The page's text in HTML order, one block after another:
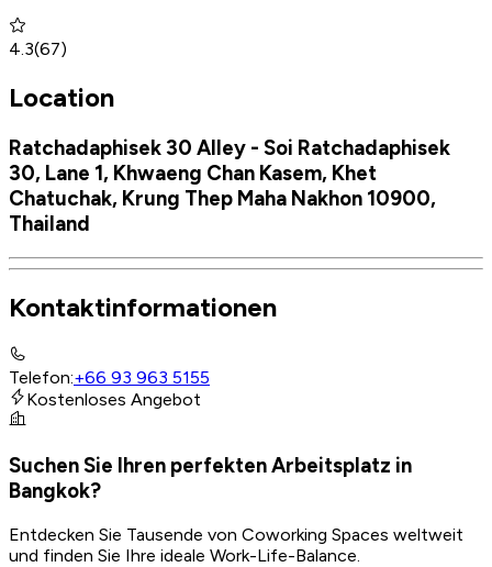
4.3(67)
Location
Ratchadaphisek 30 Alley - Soi Ratchadaphisek
30, Lane 1, Khwaeng Chan Kasem, Khet
Chatuchak, Krung Thep Maha Nakhon 10900,
Thailand
Kontaktinformationen
Telefon:+66 93 963 5155
Kostenloses Angebot
Suchen Sie Ihren perfekten Arbeitsplatz in
Bangkok?
Entdecken Sie Tausende von Coworking Spaces weltweit
und finden Sie Ihre ideale Work-Life-Balance.